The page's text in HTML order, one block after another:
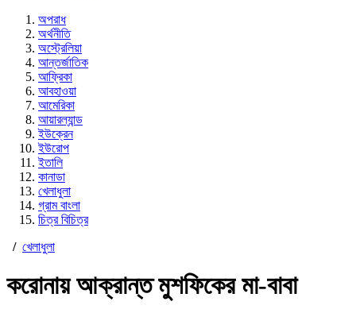
অপরাধ
অর্থনীতি
অস্ট্রেলিয়া
আন্তর্জাতিক
আফ্রিকা
আবহাওয়া
আমেরিকা
আয়ারল্যান্ড
ইউক্রেন
ইউরোপ
ইতালি
কানাডা
খেলাধুলা
গ্রাম বাংলা
চিত্র বিচিত্র
/ খেলাধুলা
করোনায় আক্রান্ত মুশফিকের মা-বাবা